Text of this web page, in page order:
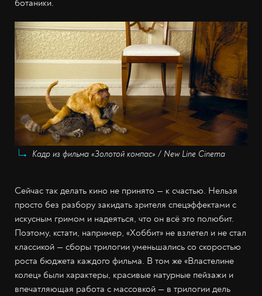
ботаники.
Кадр из фильма «Золотой компас» / New Line Cinema
Сейчас так делать кино не принято — к счастью. Нельзя
просто без разбору закидать зрителя спецэффектами с
искусным гримом и надеяться, что он всё это полюбит.
Поэтому, кстати, например, «Хоббит» не взлетел и не стал
классикой — сборы трилогии уменьшались со скоростью
роста бюджета каждого фильма. В том же «Властелине
колец» были характеры, красивые натурные пейзажи и
впечатляющая работа с массовкой — в трилогии дель